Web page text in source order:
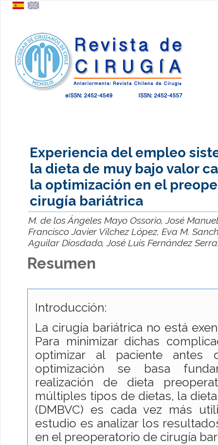
Experiencia del empleo
la dieta de muy bajo valor
la optimización en el
cirugía bariátrica
M. de los Ángeles Mayo Ossorio, José
Francisco Javier Vilchez López, Eva M.
Aguilar Diosdado, José Luis Fernández
Resumen
Introducción:
La cirugía bariátrica no está
Para minimizar dichas
optimizar al paciente antes
optimización se basa
realización de dieta
múltiples tipos de dietas, la
(DMBVC) es cada vez más
estudio es analizar los
en el preoperatorio de cirugía